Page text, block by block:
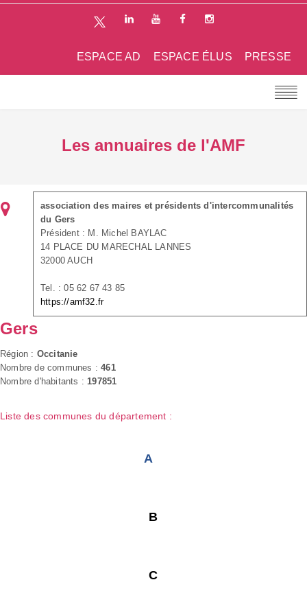
PRESSE
ESPACE ÉLUS
ESPACE AD
Les annuaires de l'AMF
association des maires et présidents d'intercommunalités
du Gers
Président : M. Michel BAYLAC
14 PLACE DU MARECHAL LANNES
32000 AUCH
Tel. : 05 62 67 43 85
https://amf32.fr
Gers
Région : Occitanie
Nombre de communes :461
Nombre d'habitants : 197851
Liste des communes du département :
A
B
C